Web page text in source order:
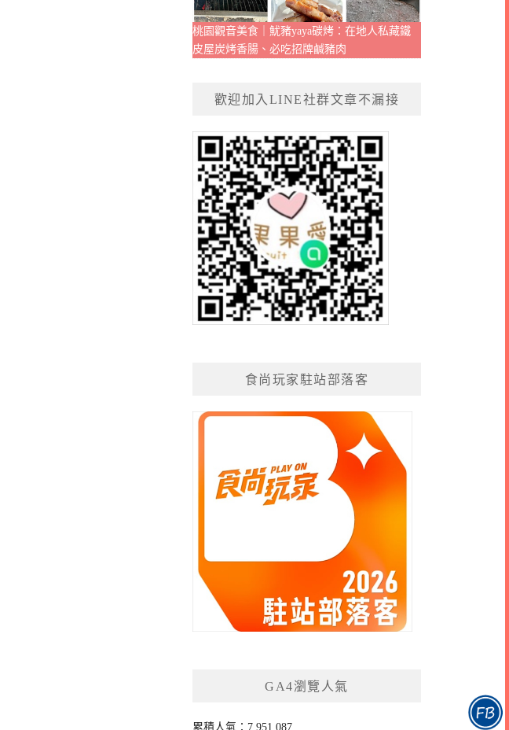
桃園觀音美食｜魷豬yaya碳烤：在地人私藏鐵
皮屋炭烤香腸、必吃招牌鹹豬肉
歡迎加入LINE社群文章不漏接
食尚玩家駐站部落客
GA4瀏覽人氣
累積人氣：7,951,087